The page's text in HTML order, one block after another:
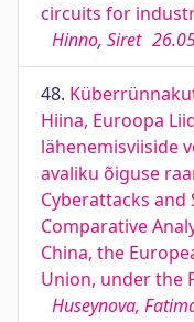
circuits for
Hinno, Siret
48.
Hiina, Euroopa
lähenemisviiside
avaliku õiguse
Cyberattacks and
Comparative
China, the
Union, under the
Huseynova,